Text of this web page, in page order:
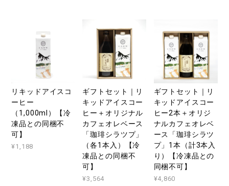
リキッドアイスコ
ーヒー
（1,000ml）【冷
凍品との同梱不
可】
¥1,188
ギフトセット｜リ
キッドアイスコー
ヒー＋オリジナル
カフェオレベース
「珈琲シラツプ」
（各1本入）【冷
凍品との同梱不
可】
¥3,564
ギフトセット｜リ
キッドアイスコー
ヒー2本＋オリジ
ナルカフェオレベ
ース「珈琲シラツ
プ」1本（計3本入
り）【冷凍品との
同梱不可】
¥4,860